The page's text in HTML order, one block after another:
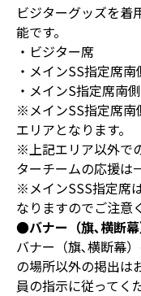
ビジターグッズを着
能です。
・ビジター席
・メインSS指定席南
・メインS指定席南側
※メインSS指定席南
エリアとなります。
※上記エリア以外で
ターチームの応援は
※メインSSS指定席
なりますのでご注意
●バナー（旗､横断
バナー（旗､横断幕
の場所以外の掲出は
員の指示に従ってく